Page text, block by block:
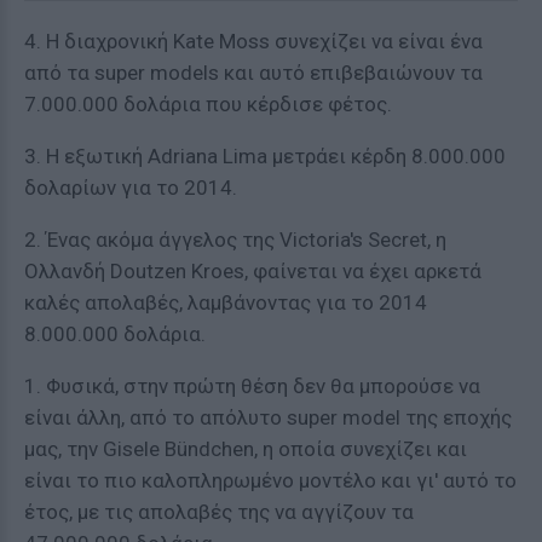
4. Η διαχρονική Kate Moss συνεχίζει να είναι ένα
από τα super models και αυτό επιβεβαιώνουν τα
7.000.000 δολάρια που κέρδισε φέτος.
3. Η εξωτική Adriana Lima μετράει κέρδη 8.000.000
δολαρίων για το 2014.
2. Ένας ακόμα άγγελος της Victoria's Secret, η
Ολλανδή Doutzen Kroes, φαίνεται να έχει αρκετά
καλές απολαβές, λαμβάνοντας για το 2014
8.000.000 δολάρια.
1. Φυσικά, στην πρώτη θέση δεν θα μπορούσε να
είναι άλλη, από το απόλυτο super model της εποχής
μας, την Gisele Bündchen, η οποία συνεχίζει και
είναι το πιο καλοπληρωμένο μοντέλο και γι' αυτό το
έτος, με τις απολαβές της να αγγίζουν τα